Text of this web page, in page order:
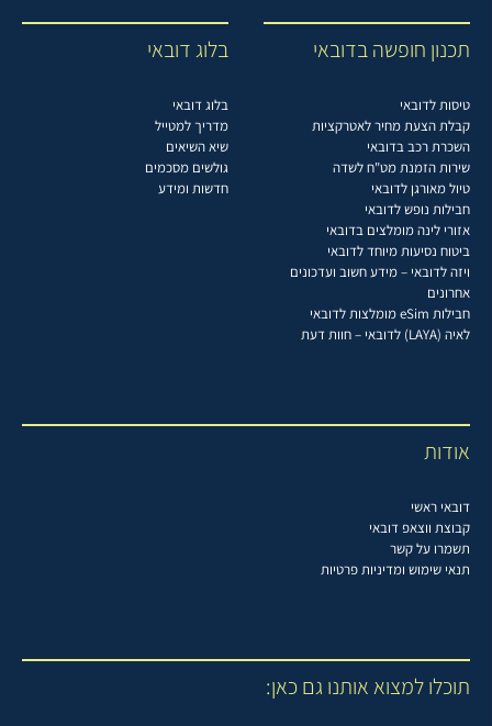
תכנון חופשה בדובאי
טיסות לדובאי
קבלת הצעת מחיר לאטרקציות
השכרת רכב בדובאי
שירות הזמנת מט"ח לשדה
טיול מאורגן לדובאי
חבילות נופש לדובאי
אזורי לינה מומלצים בדובאי
ביטוח נסיעות מיוחד לדובאי
ויזה לדובאי – מידע חשוב ועדכונים
אחרונים
חבילות eSim מומלצות לדובאי
לאיה (LAYA) לדובאי – חוות דעת
בלוג דובאי
בלוג דובאי
מדריך למטייל
שיא השיאים
גולשים מסכמים
חדשות ומידע
אודות
דובאי ראשי
קבוצת ווצאפ דובאי
תשמרו על קשר
תנאי שימוש ומדיניות פרטיות
תוכלו למצוא אותנו גם כאן: